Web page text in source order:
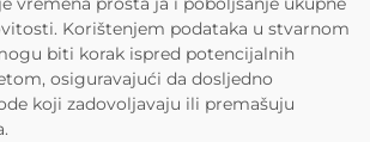
Korištenjem podataka u stvarnom
biti korak ispred potencijalnih
osiguravajući da dosljedno
koji zadovoljavaju ili premašuju